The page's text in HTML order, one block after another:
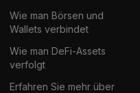
Wie man Börsen und
Wallets verbindet
Wie man DeFi-Assets
verfolgt
Erfahren Sie mehr über